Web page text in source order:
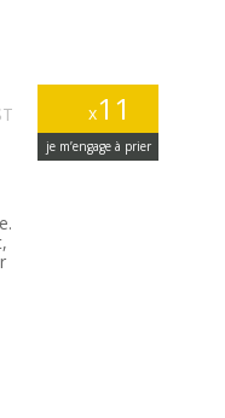
x11
je m’engage à prier